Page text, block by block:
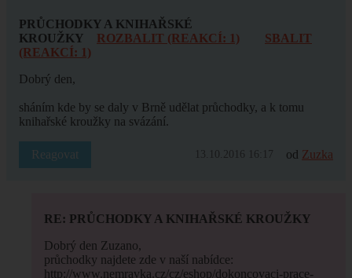
PRŮCHODKY A KNIHAŘSKÉ
KROUŽKY
ROZBALIT (REAKCÍ: 1)
SBALIT
(REAKCÍ: 1)
Dobrý den,
sháním kde by se daly v Brně udělat průchodky, a k tomu
knihařské kroužky na svázání.
Reagovat 13.10.2016 16:17 od Zuzka
RE: PRŮCHODKY A KNIHAŘSKÉ KROUŽKY
Dobrý den Zuzano,
průchodky najdete zde v naší nabídce:
http://www.nemravka.cz/cz/eshop/dokoncovaci-prace-